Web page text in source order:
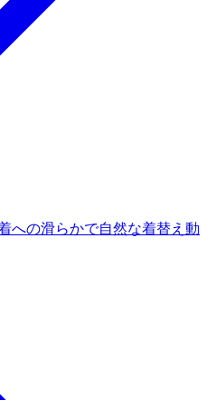
への滑らかで自然な着替え動